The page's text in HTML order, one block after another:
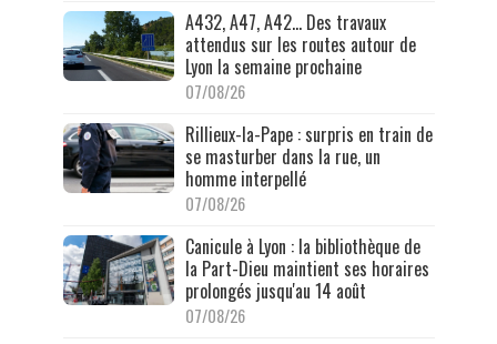
A432, A47, A42… Des travaux
attendus sur les routes autour de
Lyon la semaine prochaine
07/08/26
Rillieux-la-Pape : surpris en train de
se masturber dans la rue, un
homme interpellé
07/08/26
Canicule à Lyon : la bibliothèque de
la Part-Dieu maintient ses horaires
prolongés jusqu'au 14 août
07/08/26